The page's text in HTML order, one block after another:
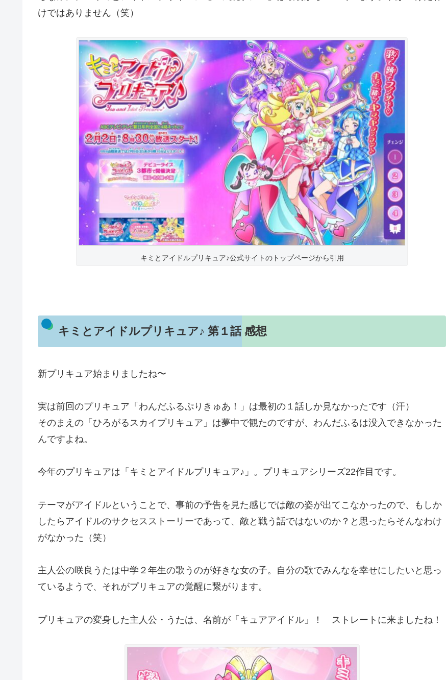
けではありません（笑）
キミとアイドルプリキュア♪公式サイトのトップページから引用
キミとアイドルプリキュア♪ 第１話 感想
新プリキュア始まりましたね〜
実は前回のプリキュア「わんだふるぷりきゅあ！」は最初の１話しか見なかったです（汗）
そのまえの「ひろがるスカイプリキュア」は夢中で観たのですが、わんだふるは没入できなかった
んですよね。
今年のプリキュアは「キミとアイドルプリキュア♪」。プリキュアシリーズ22作目です。
テーマがアイドルということで、事前の予告を見た感じでは敵の姿が出てこなかったので、もしか
したらアイドルのサクセスストーリーであって、敵と戦う話ではないのか？と思ったらそんなわけ
がなかった（笑）
主人公の咲良うたは中学２年生の歌うのが好きな女の子。自分の歌でみんなを幸せにしたいと思っ
ているようで、それがプリキュアの覚醒に繋がります。
プリキュアの変身した主人公・うたは、名前が「キュアアイドル」！ ストレートに来ましたね！